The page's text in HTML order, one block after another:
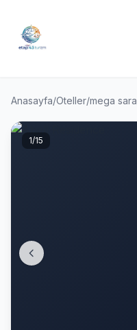
Anasayfa/Oteller/mega sara
1/15